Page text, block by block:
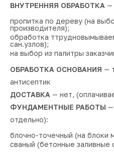
ВНУТРЕННЯЯ ОБРАБОТКА —
пропитка по дереву (на
производителя);
обработка
сан.узлов);
на выбор из палитры
ОБРАБОТКА ОСНОВАНИЯ —
антисептик
ДОСТАВКА — нет,
ФУНДАМЕНТНЫЕ РАБОТЫ —
отдельно):
блочно-точечный (на блоки
сваный (бетонные заливные